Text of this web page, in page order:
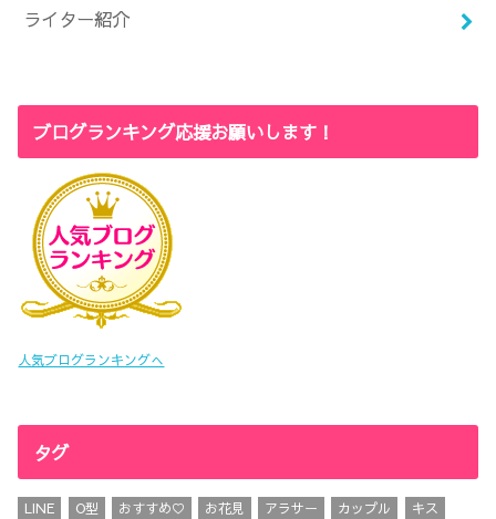
ライター紹介
ブログランキング応援お願いします！
人気ブログランキングへ
タグ
LINE O型 おすすめ♡ お花見 アラサー カップル
キス